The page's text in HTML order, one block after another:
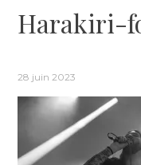
Harakiri-
28 juin 2023